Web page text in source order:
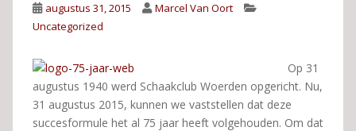
augustus 31, 2015
Marcel Van Oort
Uncategorized
Op 31
augustus 1940 werd Schaakclub Woerden opgericht. Nu,
31 augustus 2015, kunnen we vaststellen dat deze
succesformule het al 75 jaar heeft volgehouden. Om dat